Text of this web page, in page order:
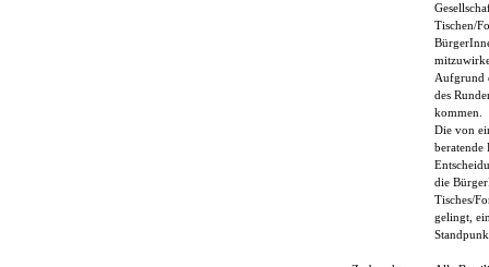
Tischen/
Aufgrund
des
kommen.
Die von
beratende
die
Tisches/
gelingt,